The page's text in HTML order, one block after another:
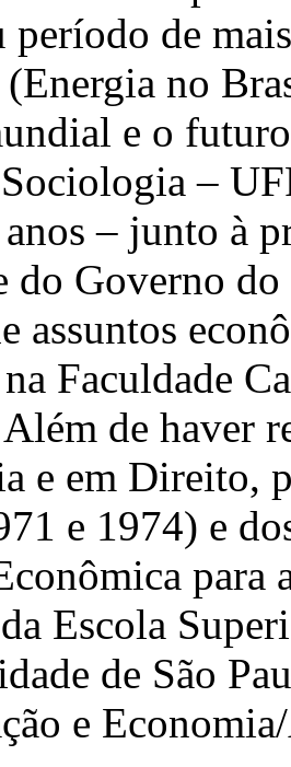
período de
no
e o
–
– junto à
do Governo
assuntos
Faculdade
de haver
e em Direito,
e 1974) e
Escola
de São
e